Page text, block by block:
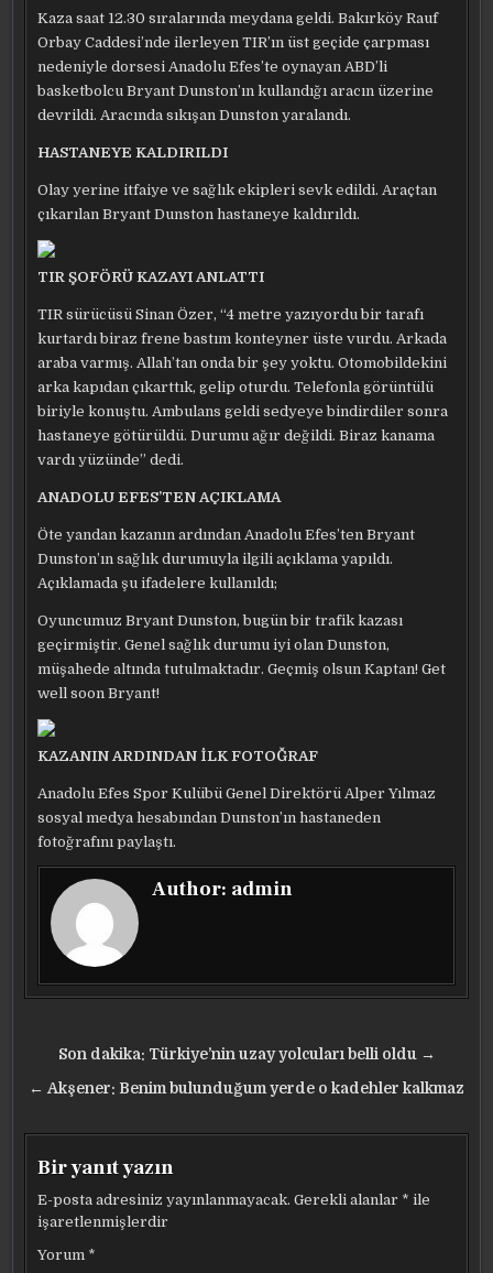
Kaza saat 12.30 sıralarında meydana geldi. Bakırköy Rauf
Orbay Caddesi’nde ilerleyen TIR’ın üst geçide çarpması
nedeniyle dorsesi Anadolu Efes’te oynayan ABD’li
basketbolcu Bryant Dunston’ın kullandığı aracın üzerine
devrildi. Aracında sıkışan Dunston yaralandı.
HASTANEYE KALDIRILDI
Olay yerine itfaiye ve sağlık ekipleri sevk edildi. Araçtan
çıkarılan Bryant Dunston hastaneye kaldırıldı.
TIR ŞOFÖRÜ KAZAYI ANLATTI
TIR sürücüsü Sinan Özer, “4 metre yazıyordu bir tarafı
kurtardı biraz frene bastım konteyner üste vurdu. Arkada
araba varmış. Allah’tan onda bir şey yoktu. Otomobildekini
arka kapıdan çıkarttık, gelip oturdu. Telefonla görüntülü
biriyle konuştu. Ambulans geldi sedyeye bindirdiler sonra
hastaneye götürüldü. Durumu ağır değildi. Biraz kanama
vardı yüzünde” dedi.
ANADOLU EFES’TEN AÇIKLAMA
Öte yandan kazanın ardından Anadolu Efes’ten Bryant
Dunston’ın sağlık durumuyla ilgili açıklama yapıldı.
Açıklamada şu ifadelere kullanıldı;
Oyuncumuz Bryant Dunston, bugün bir trafik kazası
geçirmiştir. Genel sağlık durumu iyi olan Dunston,
müşahede altında tutulmaktadır. Geçmiş olsun Kaptan! Get
well soon Bryant!
KAZANIN ARDINDAN İLK FOTOĞRAF
Anadolu Efes Spor Kulübü Genel Direktörü Alper Yılmaz
sosyal medya hesabından Dunston’ın hastaneden
fotoğrafını paylaştı.
Author: admin
Yazı
gezinmesi
Son dakika: Türkiye’nin uzay yolcuları belli oldu →
← Akşener: Benim bulunduğum yerde o kadehler kalkmaz
Bir yanıt yazın
E-posta adresiniz yayınlanmayacak. Gerekli alanlar * ile
işaretlenmişlerdir
Yorum *